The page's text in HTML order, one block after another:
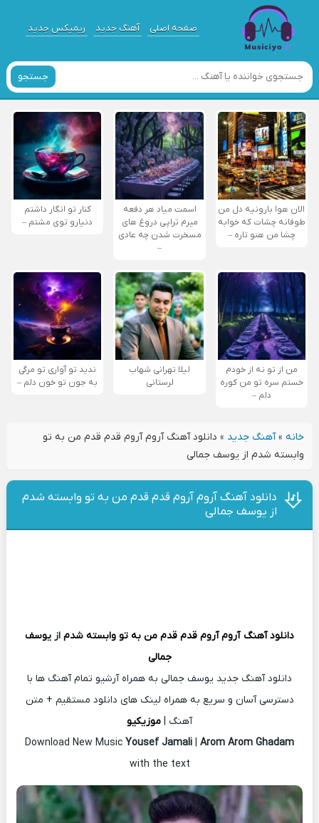
صفحه اصلی آهنگ جدید ریمیکس جدید
جستجو
الان هوا بارونیه دل من
طوفانه چشات که خوابه
چشا من هنو تاره –
اسمت میاد هر دفعه
میرم تراپی دروغ‌ های
مسخرت شدن چه عادی
–
کنار تو انگار داشتم
دنیارو توی مشتم –
من از تو نه از خودم
خستم سره تو من کوره
دلم –
لیلا تهرانی شهاب
لرستانی
ندید تو آواری تو مرگی
به جون تو خون دلم –
خانه»آهنگ جدید » دانلود آهنگ آروم آروم قدم قدم من به تو
وابسته شدم از یوسف جمالی
دانلود آهنگ آروم آروم قدم قدم من به تو وابسته شدم
از یوسف جمالی
دانلود آهنگ آروم آروم قدم قدم من به تو وابسته شدم از یوسف
جمالی
دانلود آهنگ جدید یوسف جمالی به همراه آرشیو تمام آهنگ ها با
دسترسی آسان و سریع به همراه لینک های دانلود مستقیم + متن
آهنگ | موزیکیو
Download New Music Yousef Jamali | Arom Arom Ghadam
with the text